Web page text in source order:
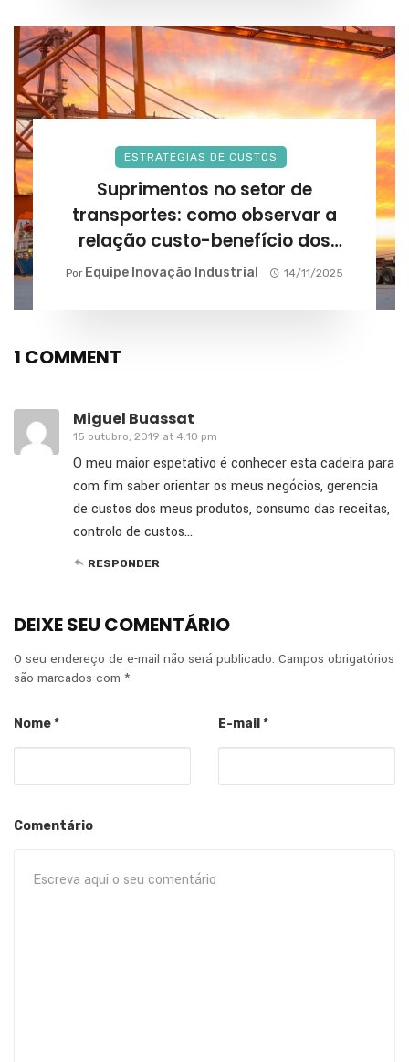
ESTRATÉGIAS DE CUSTOS
Suprimentos no setor de
transportes: como observar a
relação custo-benefício dos
fornecedores?
Por Equipe Inovação Industrial 14/11/2025
1 COMMENT
Miguel Buassat
15 outubro, 2019 at 4:10 pm
O meu maior espetativo é conhecer esta cadeira para
com fim saber orientar os meus negócios, gerencia
de custos dos meus produtos, consumo das receitas,
controlo de custos…
RESPONDER
DEIXE SEU COMENTÁRIO
O seu endereço de e-mail não será publicado. Campos obrigatórios
são marcados com *
Nome* E-mail *
Comentário